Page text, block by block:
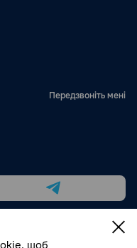
Передзвоніть мені
щоб